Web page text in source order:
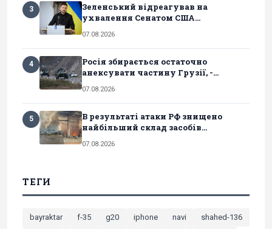
3
Зеленський відреагував на
ухвалення Сенатом США...
07.08.2026
4
Росія збирається остаточно
анексувати частину Грузії, -...
07.08.2026
5
В результаті атаки РФ знищено
найбільший склад засобів...
07.08.2026
ТЕГИ
bayraktar f-35 g20 iphone navi
shahed-136